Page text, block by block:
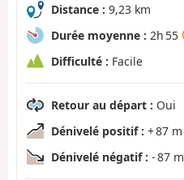
Distance : 9,23 km
Durée moyenne : 2h 55
Difficulté : Facile
Retour au départ : Oui
Dénivelé positif : + 87 m
Dénivelé négatif : - 87 m